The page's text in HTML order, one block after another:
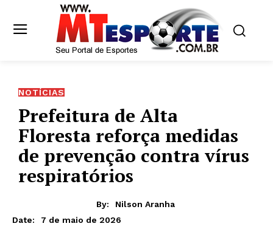
NOTÍCIAS
Prefeitura de Alta
Floresta reforça medidas
de prevenção contra vírus
respiratórios
By:
Nilson Aranha
Date:
7 de maio de 2026